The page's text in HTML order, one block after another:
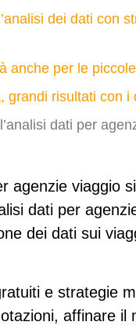
dei dati con
anche per le
grandi risultati con i
dati per
agenzie viaggio
dati per
dei dati sui
e strategie
affinare il